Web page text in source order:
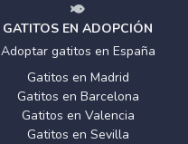
GATITOS EN ADOPCIÓN
Adoptar gatitos en España
Gatitos en Madrid
Gatitos en Barcelona
Gatitos en Valencia
Gatitos en Sevilla